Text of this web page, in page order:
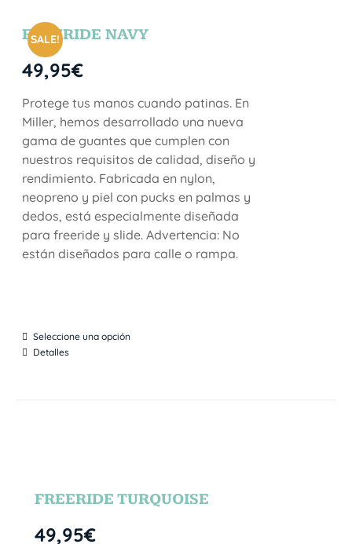
SALE!
FREERIDE NAVY
49,95€
Protege tus manos cuando patinas. En
Miller, hemos desarrollado una nueva
gama de guantes que cumplen con
nuestros requisitos de calidad, diseño y
rendimiento. Fabricada en nylon,
neopreno y piel con pucks en palmas y
dedos, está especialmente diseñada
para freeride y slide. Advertencia: No
están diseñados para calle o rampa.
Seleccione una opción
Detalles
FREERIDE TURQUOISE
49,95€